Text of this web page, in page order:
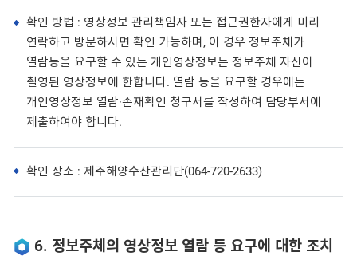
확인 방법 : 영상정보 관리책임자 또는 접근권한자에게 미리
연락하고 방문하시면 확인 가능하며, 이 경우 정보주체가
열람등을 요구할 수 있는 개인영상정보는 정보주체 자신이
쵤영된 영상정보에 한합니다. 열람 등을 요구할 경우에는
개인영상정보 열람·존재확인 청구서를 작성하여 담당부서에
제출하여야 합니다.
확인 장소 : 제주해양수산관리단(064-720-2633)
6. 정보주체의 영상정보 열람 등 요구에 대한 조치